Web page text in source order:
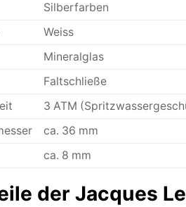
Silberfarben
Weiss
Mineralglas
Faltschließe
3 ATM
ca. 36 mm
ca. 8 mm
der Jacques